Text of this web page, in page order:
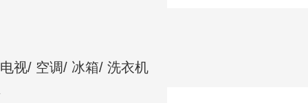
电视/ 空调/ 冰箱/ 洗衣机